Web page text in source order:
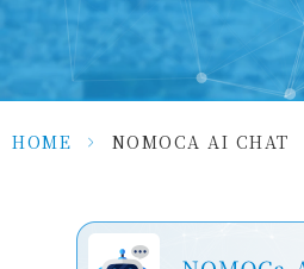
HOME > NOMOCA AI CHAT